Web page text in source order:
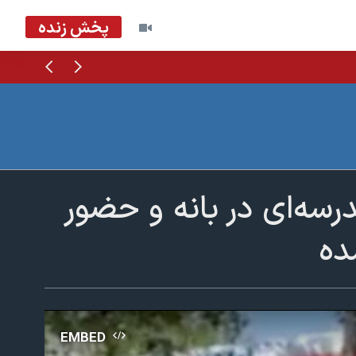
پخش زنده
قبلی
در بانه و حضور
EMBED